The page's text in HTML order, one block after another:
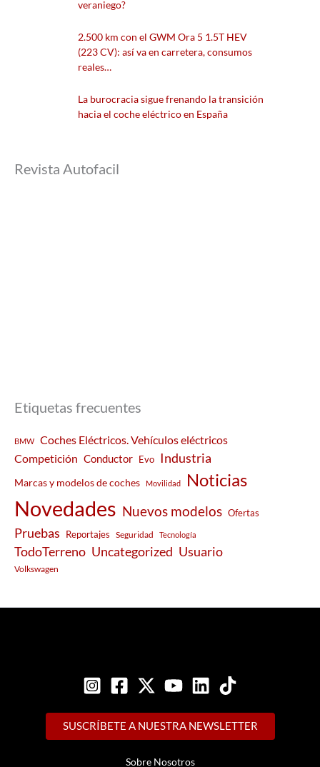
veraniego?
2.500 km con el GWM Ora 5 1.5T HEV
(223 CV): así va en carretera, consumos
reales…
La burocracia sigue frenando la transición
hacia el coche eléctrico en España
Revista Autofacil
Etiquetas frecuentes
BMW
Coches Eléctricos. Vehículos eléctricos
Competición Conductor Evo Industria
Marcas y modelos de coches Movilidad Noticias
Novedades Nuevos modelos Ofertas
Pruebas Reportajes Seguridad Tecnología
TodoTerreno Uncategorized Usuario
Volkswagen
SUSCRÍBETE A NUESTRA NEWSLETTER
Sobre Nosotros